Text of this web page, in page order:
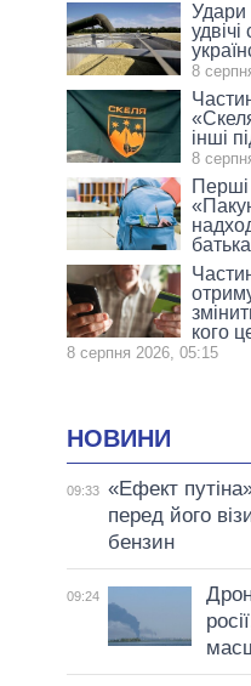
Удари
8
інші
8
кого
8 серпня 2026, 05:15
НОВИНИ
09:33 «Ефект
перед його
бензин
09:24